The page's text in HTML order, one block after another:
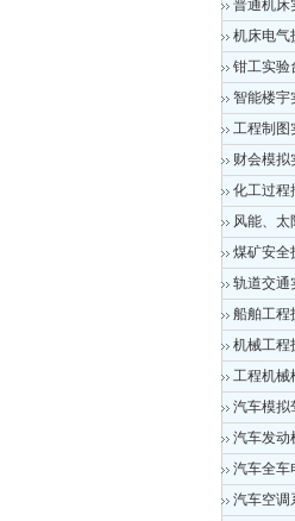
普通机床
机床电气
钳工实验
智能楼宇
工程制图
财会模拟
化工过程
风能、太
煤矿安全
轨道交通
船舶工程
机械工程
工程机械
汽车模拟
汽车发动
汽车全车
汽车空调